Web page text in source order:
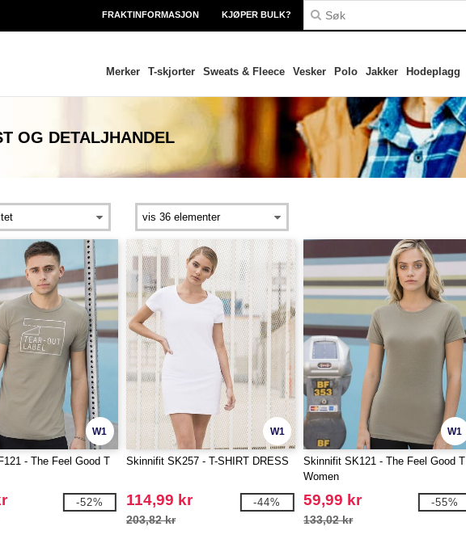
FRAKTINFORMASJON KJØPER BULK?
Merker T-skjorter Sweats & Fleece Vesker Polo Jakker Hodeplagg
OG DETALJHANDEL
W1
- The Feel Good T
-52%
W1
Skinnifit SK257 - T-SHIRT DRESS
114,99 kr
203,82 kr
-44%
W1
Skinnifit SK121 - The Feel Good T
Women
59,99 kr
133,02 kr
-55%